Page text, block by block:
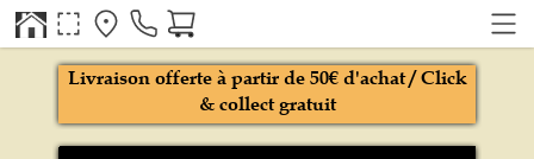
Livraison offerte à partir de 50€ d'achat / Click
& collect gratuit